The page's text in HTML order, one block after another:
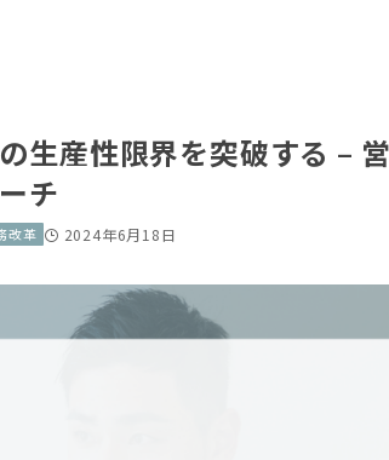
生産性限界を突破する –
チ
改革 2024年6月18日